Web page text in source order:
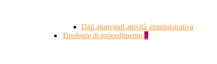
Dati aggregati attività amministrativa
Tipologie di procedimento 7